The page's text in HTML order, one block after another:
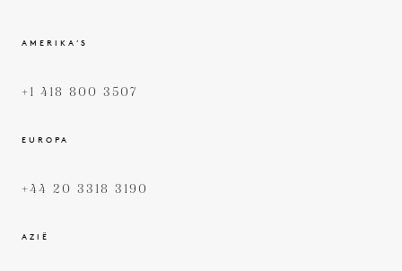
AMERIKA’S
+1 418 800 3507
EUROPA
+44 20 3318 3190
AZIË